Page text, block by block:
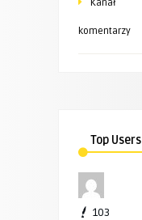
Kanał
komentarzy
Top Users
103